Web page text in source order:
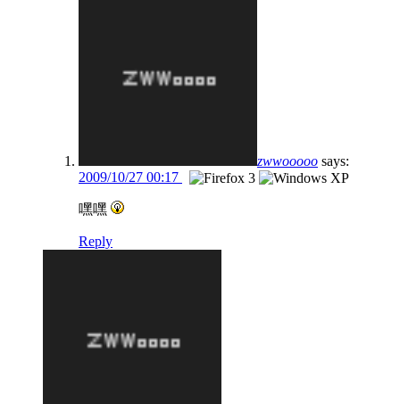
zwwooooo says:
2009/10/27 00:17
嘿嘿
Reply